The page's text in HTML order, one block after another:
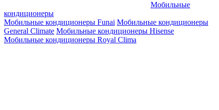
Мобильные
кондиционеры
Мобильные кондиционеры Funai Мобильные кондиционеры
General Climate Мобильные кондиционеры Hisense
Мобильные кондиционеры Royal Clima